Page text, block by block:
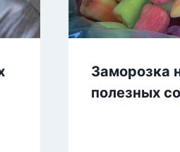
Заморозка
полезных